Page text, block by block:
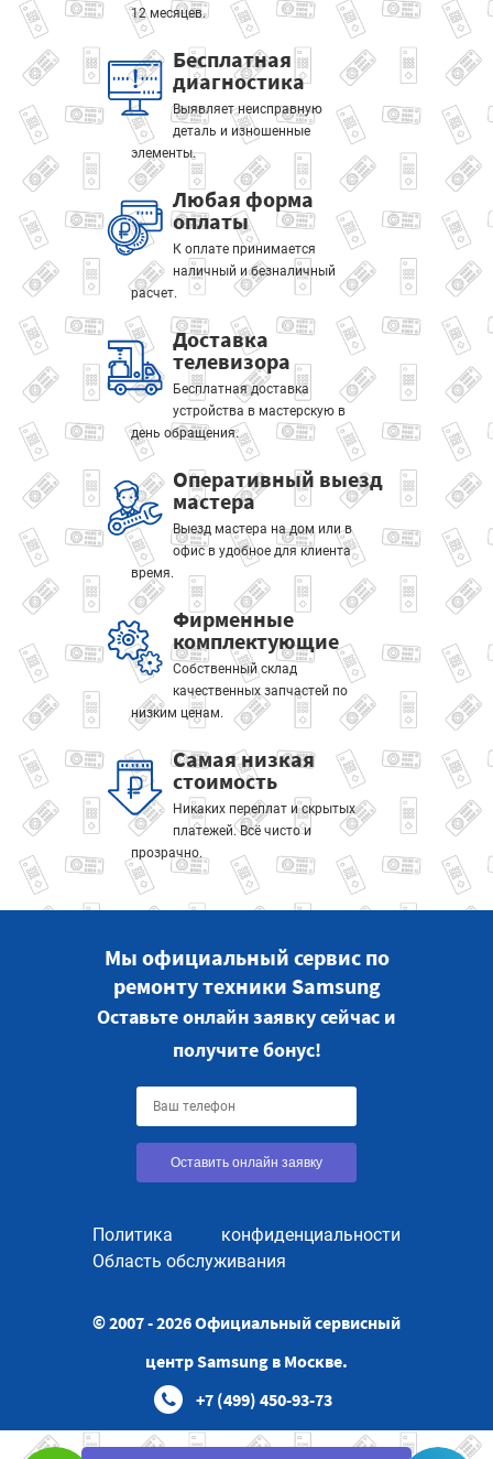
12 месяцев.
Бесплатная
диагностика
Выявляет неисправную
деталь и изношенные
элементы.
Любая форма
оплаты
К оплате принимается
наличный и безналичный
расчет.
Доставка
телевизора
Бесплатная доставка
устройства в мастерскую в
день обращения.
Оперативный выезд
мастера
Выезд мастера на дом или в
офис в удобное для клиента
время.
Фирменные
комплектующие
Собственный склад
качественных запчастей по
низким ценам.
Самая низкая
стоимость
Никаких переплат и скрытых
платежей. Всё чисто и
прозрачно.
Мы официальный сервис по
ремонту техники Samsung
Оставьте онлайн заявку сейчас и
получите бонус!
Оставить онлайн заявку
Политика конфиденциальности
Область обслуживания
© 2007 - 2026 Официальный сервисный
центр Samsung в Москве.
+7 (499) 450-93-73